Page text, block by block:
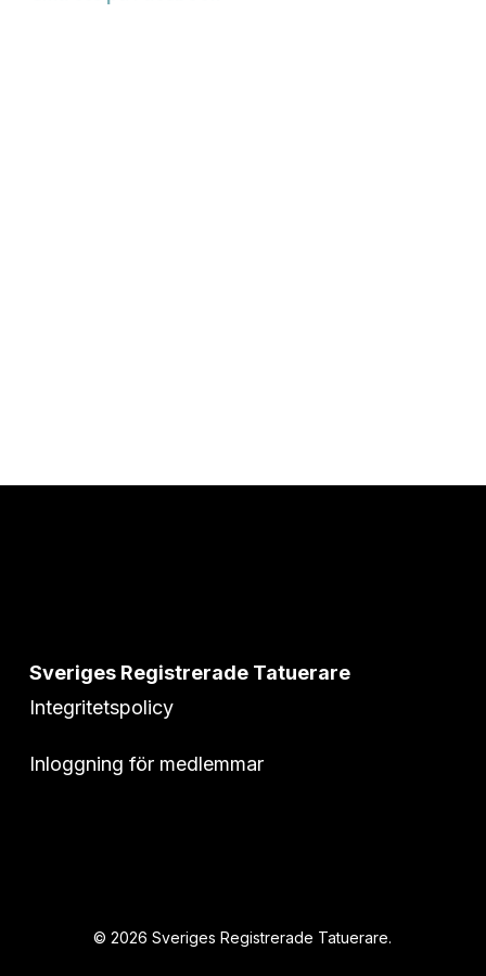
Sveriges Registrerade Tatuerare
Integritetspolicy
Inloggning för medlemmar
© 2026 Sveriges Registrerade Tatuerare.